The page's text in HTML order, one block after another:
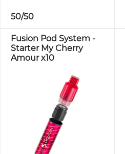
50/50
Fusion Pod System -
Starter My Cherry
Amour x10